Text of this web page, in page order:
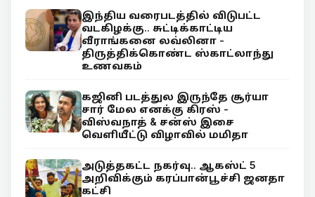
இந்திய வரைபடத்தில் விடுபட்ட
வடகிழக்கு.. சுட்டிக்காட்டிய
வீராங்கனை லவ்லினா -
திருத்திக்கொண்ட ஸ்காட்லாந்து
உணவகம்
கஜினி படத்துல இருந்தே சூர்யா
சார் மேல எனக்கு கிரஸ் -
விஸ்வநாத் & சன்ஸ் இசை
வெளியீட்டு விழாவில் மமிதா
அடுத்தகட்ட நகர்வு.. ஆகஸ்ட் 5
அறிவிக்கும் கரப்பான்பூச்சி ஜனதா
கட்சி